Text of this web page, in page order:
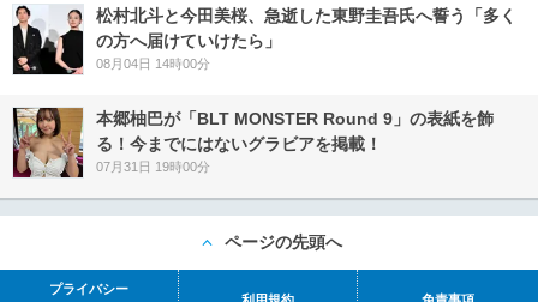
松村北斗と今田美桜、急逝した東野圭吾氏へ誓う「多く
の方へ届けていけたら」
08月04日 14時00分
本郷柚巴が「BLT MONSTER Round 9」の表紙を飾
る！今までにはないグラビアを掲載！
07月31日 19時00分
ページの先頭へ
プライバシー
利用規約 免責事項